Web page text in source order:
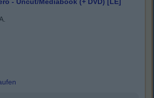
- Uncut/Mediabook (+ DVD) [LE]